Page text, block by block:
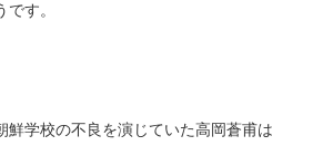
す。
鮮学校の不良を演じていた高岡蒼甫は